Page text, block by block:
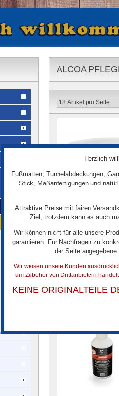
ALCOA
ALcover
€ 79,00
Herzlich
Fußmatten, Tunnelabdeckungen,
Stick, Maßanfertigungen und
Attraktive Preise mit fairen
Ziel, trotzdem kann es auch
Wir können nicht für alle unsere
garantieren. Für Nachfragen zu
der Seite
Wir weisen unsere Kunden
um Zubehör von Drittanbietern
KEINE ORIGINALTEILE